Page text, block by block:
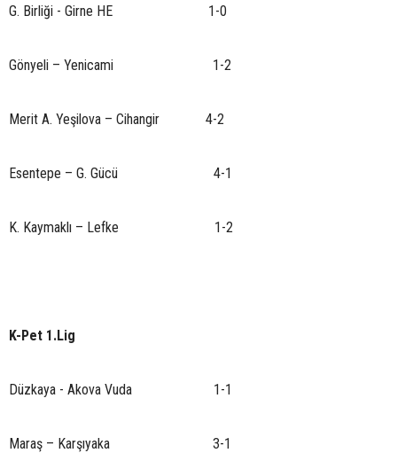
G. Birliği - Girne HE 1-0
Gönyeli – Yenicami 1-2
Merit A. Yeşilova – Cihangir 4-2
Esentepe – G. Gücü 4-1
K. Kaymaklı – Lefke 1-2
K-Pet 1.Lig
Düzkaya - Akova Vuda 1-1
Maraş – Karşıyaka 3-1